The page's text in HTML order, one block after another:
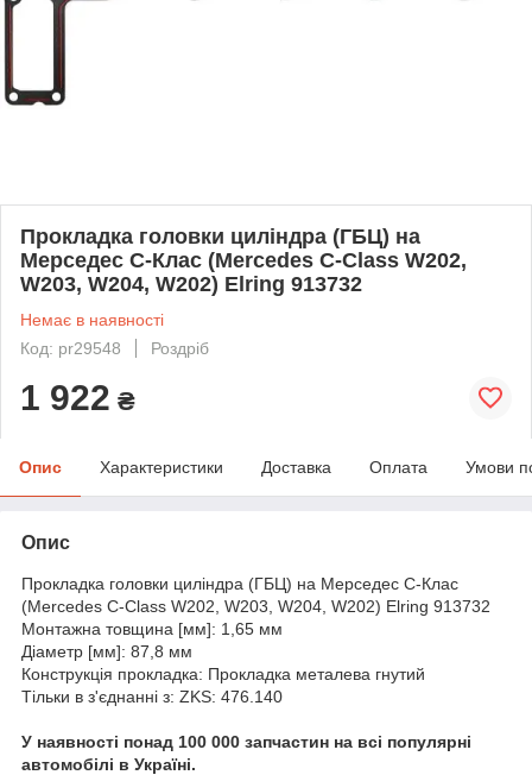
Прокладка головки циліндра (ГБЦ) на
Мерседес C-Клас (Mercedes C-Class W202,
W203, W204, W202) Elring 913732
Немає в наявності
Код: pr29548
Роздріб
1 922 ₴
Опис Характеристики Доставка Оплата Умови
Опис
Прокладка головки циліндра (ГБЦ) на Мерседес C-Клас
(Mercedes C-Class W202, W203, W204, W202) Elring 913732
Монтажна товщина [мм]: 1,65 мм
Діаметр [мм]: 87,8 мм
Конструкція прокладка: Прокладка металева гнутий
Тільки в з'єднанні з: ZKS: 476.140
У наявності понад 100 000 запчастин на всі популярні
автомобілі в Україні.